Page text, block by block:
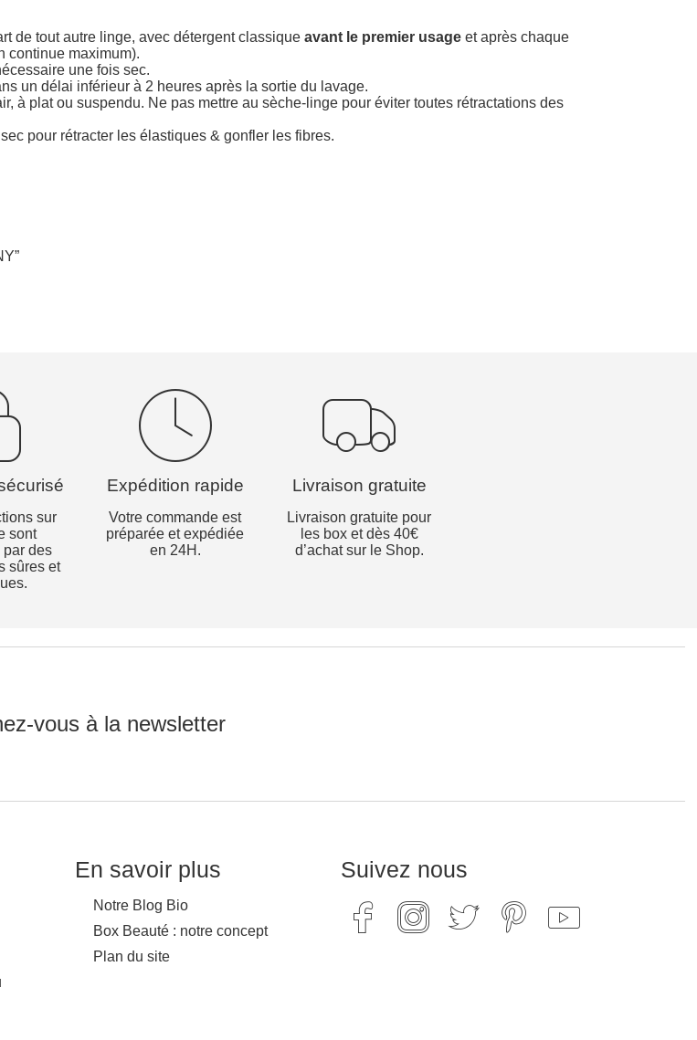
de tout autre linge, avec détergent classique avant le premier usage et après chaque
continue maximum).
une fois sec.
un délai inférieur à 2 heures après la sortie du lavage.
à plat ou suspendu. Ne pas mettre au sèche-linge pour éviter toutes rétractations des
pour rétracter les élastiques & gonfler les fibres.
sur
sont
par des
sûres et
Expédition rapide
Votre commande est
préparée et expédiée
en 24H.
Livraison gratuite
Livraison gratuite pour
les box et dès 40€
d’achat sur le Shop.
vous à la newsletter
En savoir plus
Notre Blog Bio
Box Beauté : notre concept
Plan du site
Suivez nous